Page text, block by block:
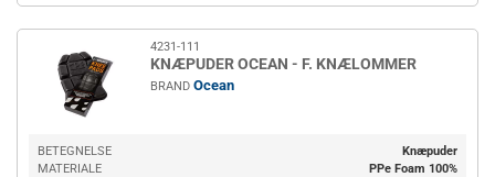
4231-111
KNÆPUDER OCEAN - F. KNÆLOMMER
BRAND Ocean
BETEGNELSE
Knæpuder
MATERIALE
PPe Foam 100%